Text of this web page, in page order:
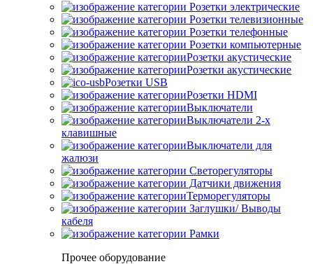
Розетки электрические
Розетки телевизионные
Розетки телефонные
Розетки компьютерные
Розетки акустические
Розетки акустические
Розетки USB
Розетки HDMI
Выключатели
Выключатели 2-х
клавишные
Выключатели для
жалюзи
Светорегуляторы
Датчики движения
Терморегуляторы
Заглушки/ Выводы
кабеля
Рамки
Прочее оборудование